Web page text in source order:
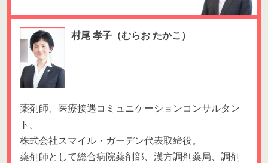
村尾 孝子 （むらお たかこ）
薬剤師、医療接遇コミュニケーションコンサルタン
ト。
株式会社スマイル・ガーデン代表取締役。
薬剤師として総合病院薬剤部、漢方調剤薬局、調剤